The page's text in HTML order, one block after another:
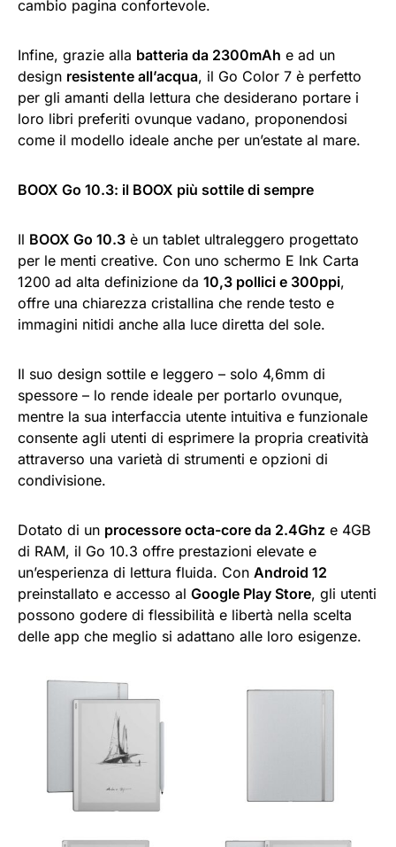
cambio pagina confortevole.
Infine, grazie alla batteria da 2300mAh e ad un
design resistente all’acqua, il Go Color 7 è perfetto
per gli amanti della lettura che desiderano portare i
loro libri preferiti ovunque vadano, proponendosi
come il modello ideale anche per un’estate al mare.
BOOX Go 10.3: il BOOX più sottile di sempre
Il BOOX Go 10.3 è un tablet ultraleggero progettato
per le menti creative. Con uno schermo E Ink Carta
1200 ad alta definizione da 10,3 pollici e 300ppi,
offre una chiarezza cristallina che rende testo e
immagini nitidi anche alla luce diretta del sole.
Il suo design sottile e leggero – solo 4,6mm di
spessore – lo rende ideale per portarlo ovunque,
mentre la sua interfaccia utente intuitiva e funzionale
consente agli utenti di esprimere la propria creatività
attraverso una varietà di strumenti e opzioni di
condivisione.
Dotato di un processore octa-core da 2.4Ghz e 4GB
di RAM, il Go 10.3 offre prestazioni elevate e
un’esperienza di lettura fluida. Con Android 12
preinstallato e accesso al Google Play Store, gli utenti
possono godere di flessibilità e libertà nella scelta
delle app che meglio si adattano alle loro esigenze.